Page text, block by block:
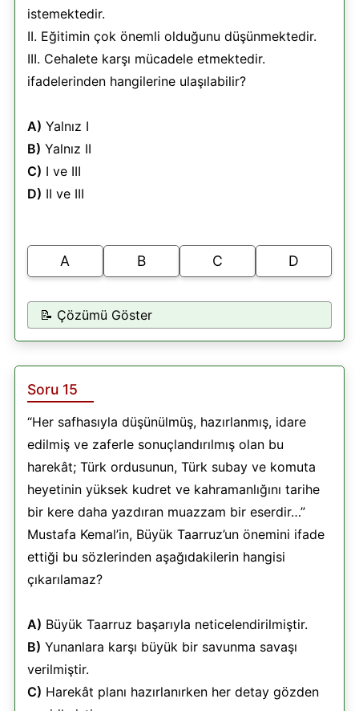
istemektedir.
II. Eğitimin çok önemli olduğunu düşünmektedir.
III. Cehalete karşı mücadele etmektedir.
ifadelerinden hangilerine ulaşılabilir?
A) Yalnız I
B) Yalnız II
C) I ve III
D) II ve III
A B C D
📝 Çözümü Göster
Soru 15
“Her safhasıyla düşünülmüş, hazırlanmış, idare
edilmiş ve zaferle sonuçlandırılmış olan bu
harekât; Türk ordusunun, Türk subay ve komuta
heyetinin yüksek kudret ve kahramanlığını tarihe
bir kere daha yazdıran muazzam bir eserdir…”
Mustafa Kemal’in, Büyük Taarruz’un önemini ifade
ettiği bu sözlerinden aşağıdakilerin hangisi
çıkarılamaz?
A) Büyük Taarruz başarıyla neticelendirilmiştir.
B) Yunanlara karşı büyük bir savunma savaşı
verilmiştir.
C) Harekât planı hazırlanırken her detay gözden